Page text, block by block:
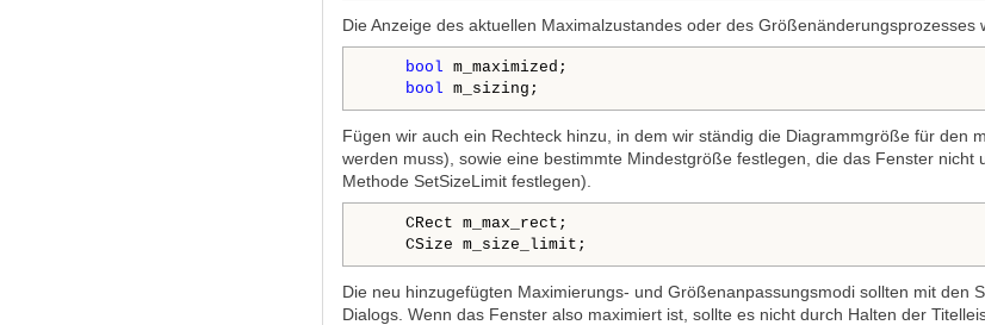
Die Anzeige des aktuellen Maximalzustandes oder des
bool m_maximized;
bool m_sizing;
Fügen wir auch ein Rechteck hinzu, in dem wir ständig die Diagrammgröße für
werden muss), sowie eine bestimmte Mindestgröße festlegen, die das Fenster
Methode SetSizeLimit festlegen).
    CRect m_max_rect;
    CSize m_size_limit;
Die neu hinzugefügten Maximierungs- und Größenanpassungsmodi sollten mit
Dialogs. Wenn das Fenster also maximiert ist, sollte es nicht durch Halten der